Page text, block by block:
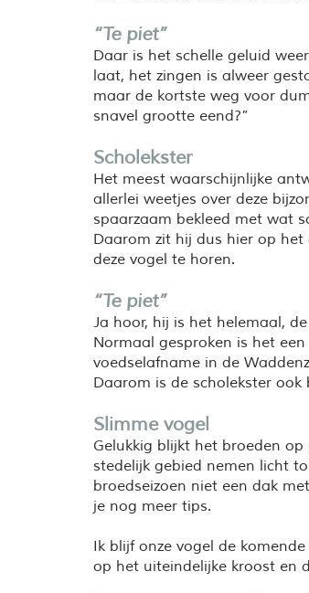
“Te piet”
Daar is het schelle geluid
laat, het zingen is alweer
maar de kortste weg voor
snavel grootte eend?”
Scholekster
Het meest waarschijnlijke
allerlei weetjes over deze
spaarzaam bekleed met wat
Daarom zit hij dus hier op
deze vogel te horen.
“Te piet”
Ja hoor, hij is het helemaal,
Normaal gesproken is het
voedselafname in de
Daarom is de scholekster ook
Slimme vogel
Gelukkig blijkt het broeden
stedelijk gebied nemen licht
broedseizoen niet een dak
je nog meer tips.
Ik blijf onze vogel de
op het uiteindelijke kroost en